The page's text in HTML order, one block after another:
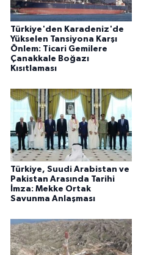
Türkiye'den Karadeniz'de
Yükselen Tansiyona Karşı
Önlem: Ticari Gemilere
Çanakkale Boğazı
Kısıtlaması
Türkiye, Suudi Arabistan ve
Pakistan Arasında Tarihi
İmza: Mekke Ortak
Savunma Anlaşması